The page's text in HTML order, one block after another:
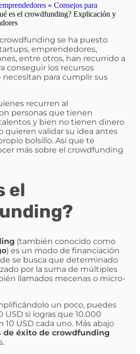
» Consejos para
es el crowdfunding? Explicación y
se ha puesto
emprendedores,
entre otros, han recurrido a
conseguir los recursos
para cumplir sus
recurren al
personas que tienen
y bien no tienen dinero
quieren validar su idea antes
bolsillo. Así que te
más sobre el crowdfunding
el
(también conocido como
) es un modo de financiación
se busca que determinado
por la suma de múltiples
llamados mecenas o micro-
un poco, puedes
USD si logras que 10.000
10 USD cada uno. Más abajo
de éxito de crowdfunding